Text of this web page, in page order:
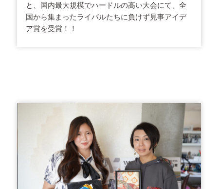
と、国内最大規模でハードルの高い大会にて、全
国から集まったライバルたちに負けず見事アイデ
ア賞を受賞！！